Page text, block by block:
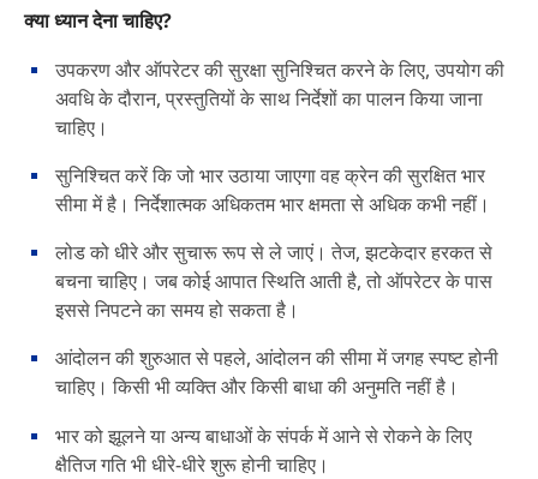
क्या ध्यान देना चाहिए?
उपकरण और ऑपरेटर की सुरक्षा सुनिश्चित करने के लिए, उपयोग की
अवधि के दौरान, प्रस्तुतियों के साथ निर्देशों का पालन किया जाना
चाहिए।
सुनिश्चित करें कि जो भार उठाया जाएगा वह क्रेन की सुरक्षित भार
सीमा में है। निर्देशात्मक अधिकतम भार क्षमता से अधिक कभी नहीं।
लोड को धीरे और सुचारू रूप से ले जाएं। तेज, झटकेदार हरकत से
बचना चाहिए। जब कोई आपात स्थिति आती है, तो ऑपरेटर के पास
इससे निपटने का समय हो सकता है।
आंदोलन की शुरुआत से पहले, आंदोलन की सीमा में जगह स्पष्ट होनी
चाहिए। किसी भी व्यक्ति और किसी बाधा की अनुमति नहीं है।
भार को झूलने या अन्य बाधाओं के संपर्क में आने से रोकने के लिए
क्षैतिज गति भी धीरे-धीरे शुरू होनी चाहिए।